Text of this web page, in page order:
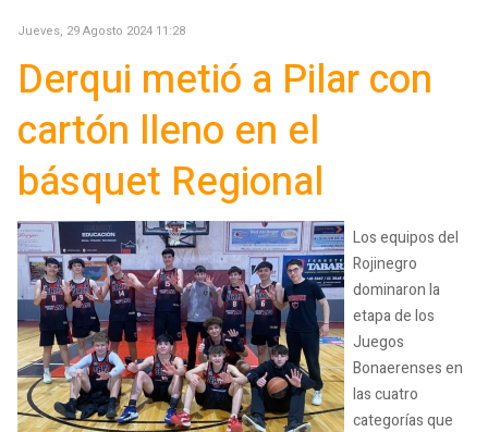
Jueves, 29 Agosto 2024 11:28
Derqui metió a Pilar con
cartón lleno en el
básquet Regional
Los equipos del
Rojinegro
dominaron la
etapa de los
Juegos
Bonaerenses en
las cuatro
categorías que